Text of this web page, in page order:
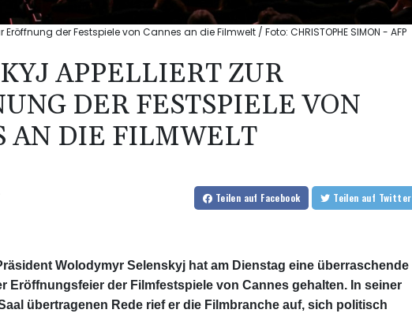
der Festspiele von Cannes an die Filmwelt / Foto: CHRISTOPHE SIMON - AFP
APPELLIERT ZUR
DER FESTSPIELE VON
AN DIE FILMWELT
Teilen auf Facebook Teilen auf Twitter
Wolodymyr Selenskyj hat am Dienstag eine überraschende
Eröffnungsfeier der Filmfestspiele von Cannes gehalten. In seiner
übertragenen Rede rief er die Filmbranche auf, sich politisch